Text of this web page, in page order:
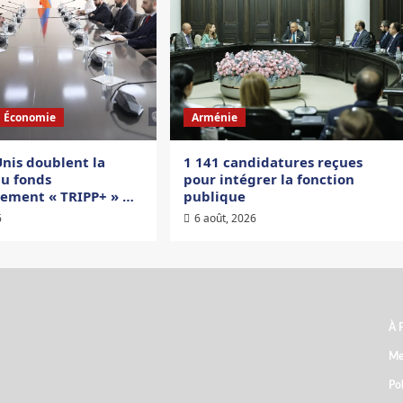
Économie
doublent la
fonds
« TRIPP+ » …
Arménie
1 141 candidatures reçues
pour intégrer la fonction
publique
6 août, 2026
À